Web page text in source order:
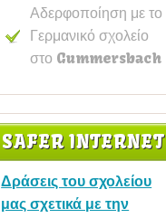
Αδερφοποίηση με το
Γερμανικό σχολείο
στο Gummersbach
SAFER INTERNET
Δράσεις του σχολείου
μας σχετικά με την